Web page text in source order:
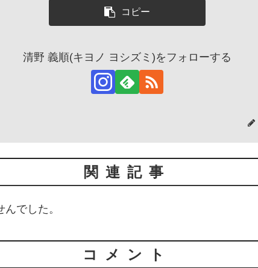
コピー
清野 義順(キヨノ ヨシズミ)をフォローする
関連記事
でした。
コメント